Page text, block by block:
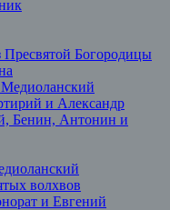
Пресвятой Богородицы
и Александр
Бенин, Антонин и
волхвов
и Евгений